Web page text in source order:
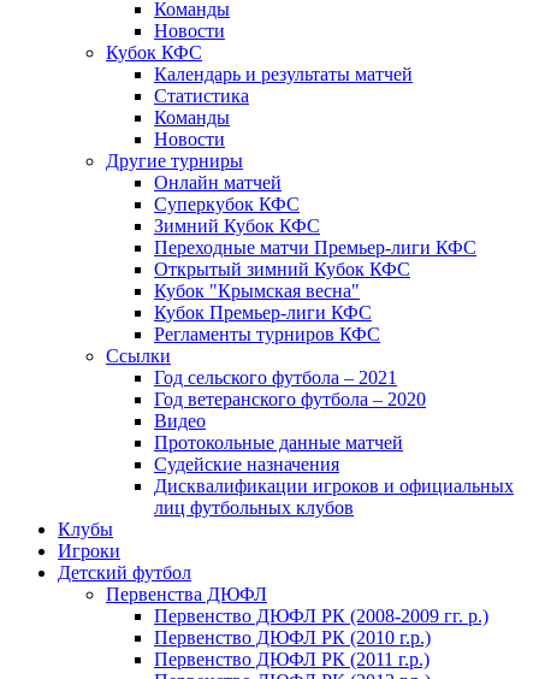
Команды
Новости
Кубок КФС
Календарь и результаты матчей
Статистика
Команды
Новости
Другие турниры
Онлайн матчей
Суперкубок КФС
Зимний Кубок КФС
Переходные матчи Премьер-лиги КФС
Открытый зимний Кубок КФС
Кубок "Крымская весна"
Кубок Премьер-лиги КФС
Регламенты турниров КФС
Ссылки
Год сельского футбола – 2021
Год ветеранского футбола – 2020
Видео
Протокольные данные матчей
Судейские назначения
Дисквалификации игроков и официальных
лиц футбольных клубов
Клубы
Игроки
Детский футбол
Первенства ДЮФЛ
Первенство ДЮФЛ РК (2008-2009 гг. р.)
Первенство ДЮФЛ РК (2010 г.р.)
Первенство ДЮФЛ РК (2011 г.р.)